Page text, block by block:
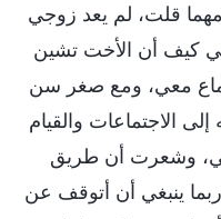
قلت، لم يعد زوجي
كيف أن الأخت تشين
معي، ومع صغر سن
الاجتماعات والقيام
وشعرت أن طريق
ربما ينبغي أن أتوقف عن